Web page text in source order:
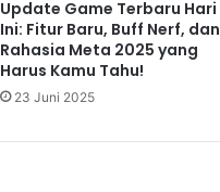
Update Game Terbaru Hari
Ini: Fitur Baru, Buff Nerf, dan
Rahasia Meta 2025 yang
Harus Kamu Tahu!
23 Juni 2025